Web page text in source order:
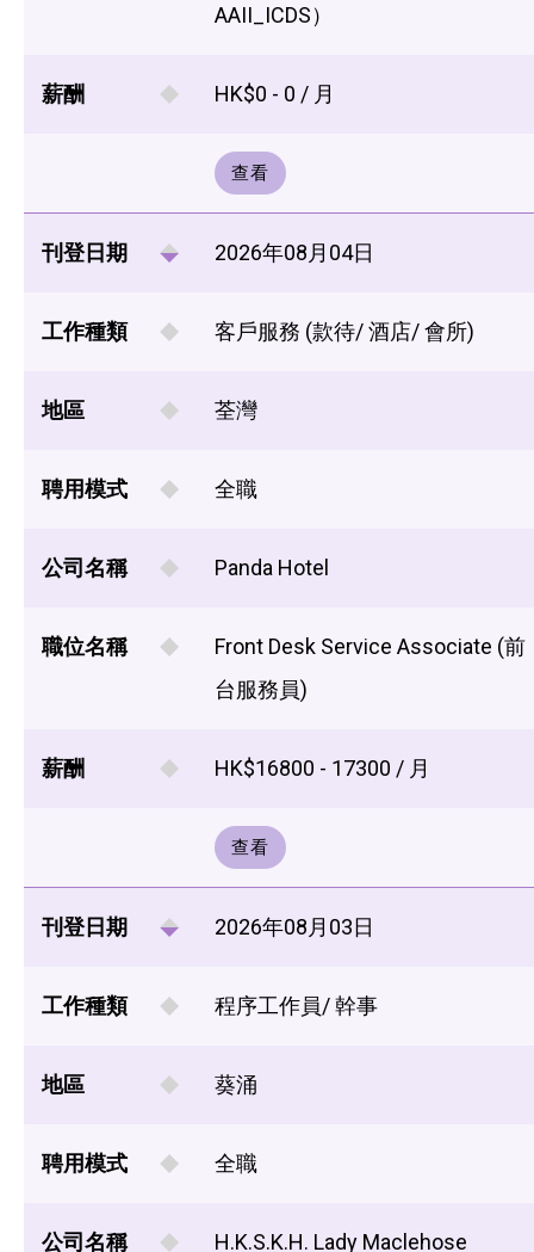
AAII_ICDS）
薪酬 HK$0 - 0 / 月
查看
刊登日期 2026年08月04日
工作種類 客戶服務 (款待/ 酒店/ 會所)
地區 荃灣
聘用模式 全職
公司名稱 Panda Hotel
職位名稱
Front Desk Service Associate (前
台服務員)
薪酬 HK$16800 - 17300 / 月
查看
刊登日期 2026年08月03日
工作種類 程序工作員/ 幹事
地區 葵涌
聘用模式 全職
公司名稱 H.K.S.K.H. Lady Maclehose